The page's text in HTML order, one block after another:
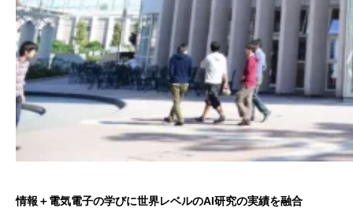
情報＋電気電子の学びに世界レベルのAI研究の実績を融合